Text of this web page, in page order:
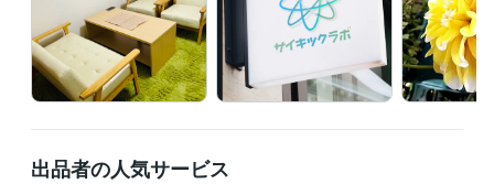
出品者の人気サービス